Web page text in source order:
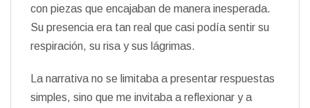
con piezas que encajaban de manera inesperada.
Su presencia era tan real que casi podía sentir su
respiración, su risa y sus lágrimas.
La narrativa no se limitaba a presentar respuestas
simples, sino que me invitaba a reflexionar y a